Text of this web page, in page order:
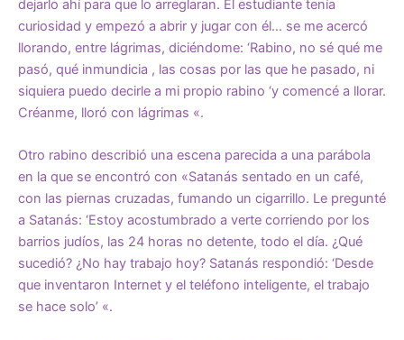
dejarlo ahí para que lo arreglaran. El estudiante tenía
curiosidad y empezó a abrir y jugar con él… se me acercó
llorando, entre lágrimas, diciéndome: ‘Rabino, no sé qué me
pasó, qué inmundicia , las cosas por las que he pasado, ni
siquiera puedo decirle a mi propio rabino ‘y comencé a llorar.
Créanme, lloró con lágrimas «.
Otro rabino describió una escena parecida a una parábola
en la que se encontró con «Satanás sentado en un café,
con las piernas cruzadas, fumando un cigarrillo. Le pregunté
a Satanás: ‘Estoy acostumbrado a verte corriendo por los
barrios judíos, las 24 horas no detente, todo el día. ¿Qué
sucedió? ¿No hay trabajo hoy? Satanás respondió: ‘Desde
que inventaron Internet y el teléfono inteligente, el trabajo
se hace solo’ «.